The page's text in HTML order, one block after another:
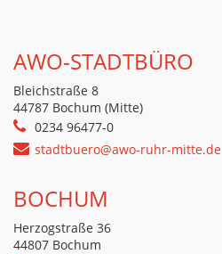
AWO-STADTBÜRO
Bleichstraße 8
44787 Bochum (Mitte)
0234 96477-0
stadtbuero@awo-ruhr-mitte.de
BOCHUM
Herzogstraße 36
44807 Bochum